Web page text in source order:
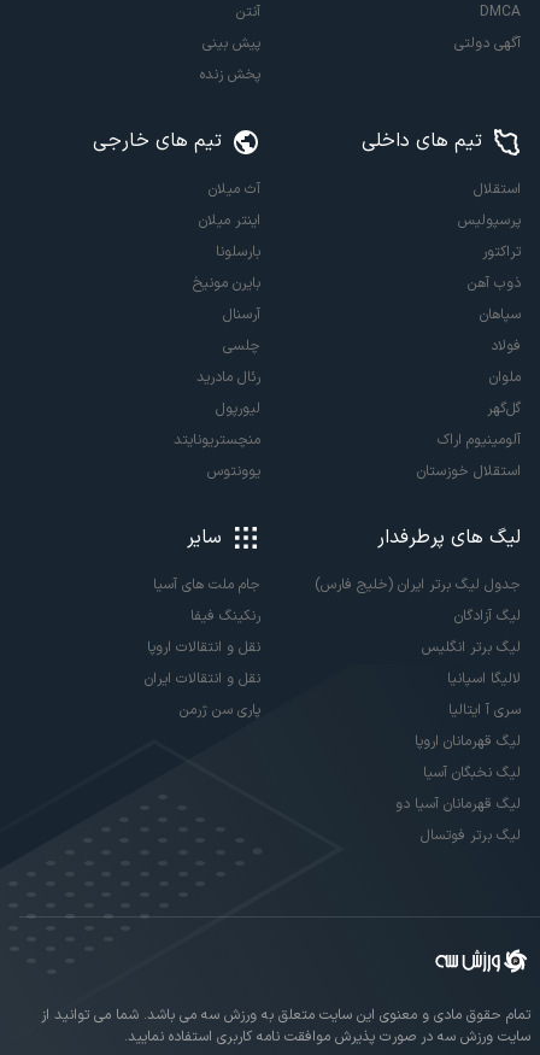
DMCA
آگهی دولتی
آنتن
پیش بینی
پخش زنده
تیم های داخلی
استقلال
پرسپولیس
تراکتور
ذوب آهن
سپاهان
فولاد
ملوان
گل‌گهر
آلومینیوم اراک
استقلال خوزستان
تیم های خارجی
آث میلان
اینتر میلان
بارسلونا
بایرن مونیخ
آرسنال
چلسی
رئال مادرید
لیورپول
منچستریونایتد
یوونتوس
لیگ های پرطرفدار
جدول لیگ برتر ایران (خلیج فارس)
لیگ آزادگان
لیگ برتر انگلیس
لالیگا اسپانیا
سری آ ایتالیا
لیگ قهرمانان اروپا
لیگ نخبگان آسیا
لیگ قهرمانان آسیا دو
لیگ برتر فوتسال
سایر
جام ملت های آسیا
رنکینگ فیفا
نقل و انتقالات اروپا
نقل و انتقالات ایران
پاری سن ژرمن
تمام حقوق مادی و معنوی این سایت متعلق به ورزش سه می باشد. شما می توانید از
سایت ورزش سه در صورت پذیرش موافقت نامه کاربری استفاده نمایید.